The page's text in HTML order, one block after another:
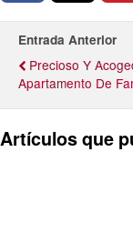
Entrada Anterior
Precioso Y
Apartamento De
Artículos que